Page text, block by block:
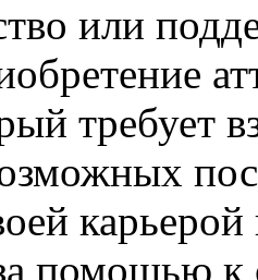
или
требует
помощью к